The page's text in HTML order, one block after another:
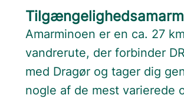
Amarminoen er en ca. 27
vandrerute, der forbinder
med Dragør og tager dig
nogle af de mest varierede